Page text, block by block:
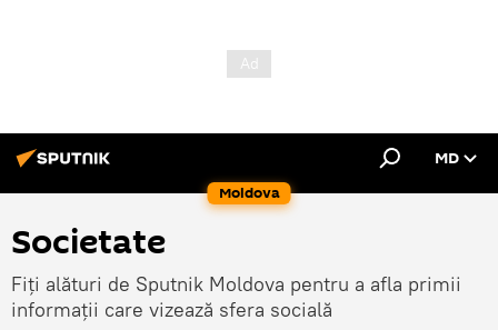
Moldova
MD
Societate
Fiți alături de Sputnik Moldova pentru a afla primii
informații care vizează sfera socială